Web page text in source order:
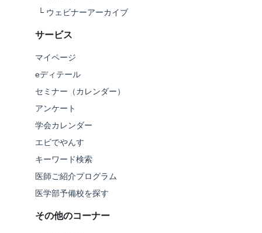
└ ウェビナーアーカイブ
サービス
マイページ
eディテール
セミナー（カレンダー）
アンケート
学会カレンダー
エビでやんす
キーワード検索
医師ご紹介プログラム
医学部予備校を探す
その他のコーナー